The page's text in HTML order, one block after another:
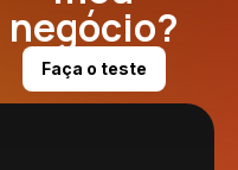
negócio?
Faça o teste